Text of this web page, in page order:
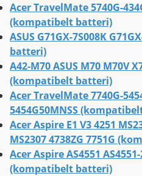
Acer TravelMate 5740G-
(kompatibelt batteri)
ASUS G71GX-7S008K
batteri)
A42-M70 ASUS M70 M70V
(kompatibelt batteri)
Acer TravelMate 7740G-
5454G50MNSS
Acer Aspire E1 V3 4251
MS2307 4738ZG 7751G
Acer Aspire AS4551
(kompatibelt batteri)